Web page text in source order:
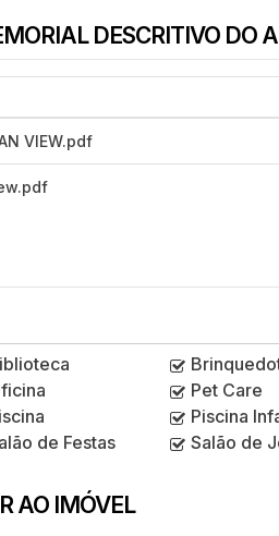
DESCRITIVO DO
VIEW.pdf
Pet Care
Piscina
de Festas Salão de
AO IMÓVEL